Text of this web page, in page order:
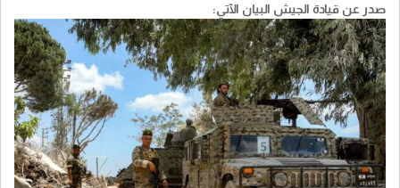
صدر عن قيادة الجيش البيان الآتي: